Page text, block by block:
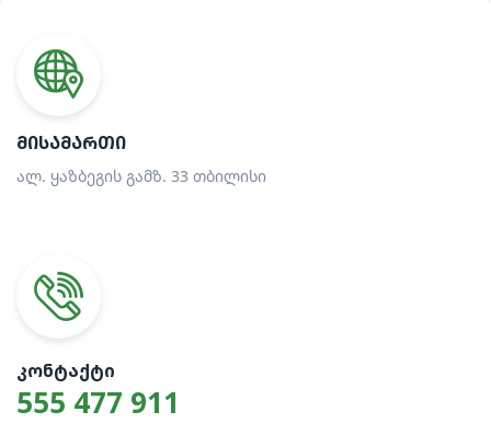
ᲛᲘᲡᲐᲛᲐᲠᲗᲘ
ალ. ყაზბეგის გამზ. 33 თბილისი
ᲙᲝᲜᲢᲐᲥᲢᲘ
555 477 911